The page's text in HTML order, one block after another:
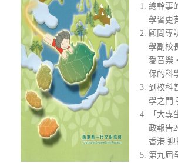
總幹事
學習更
顧問專
學副校
愛音樂
保的科
到校科
學之門
「大
政報告
香港 迎
第九屆